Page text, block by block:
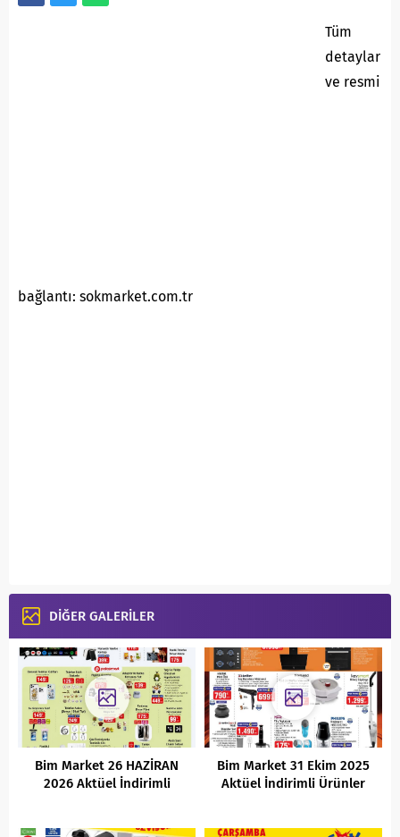
Tüm
detaylar
ve resmi
bağlantı: sokmarket.com.tr
DİĞER GALERİLER
Bim Market 26 HAZİRAN
2026 Aktüel İndirimli
Bim Market 31 Ekim 2025
Aktüel İndirimli Ürünler